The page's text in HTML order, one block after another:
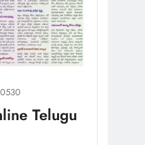
Telugu